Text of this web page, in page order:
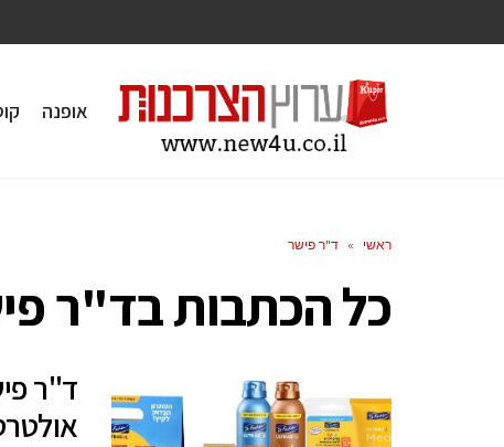
אופנה
ראשי » ד"ר פישר
כל הכתבות בד"ר